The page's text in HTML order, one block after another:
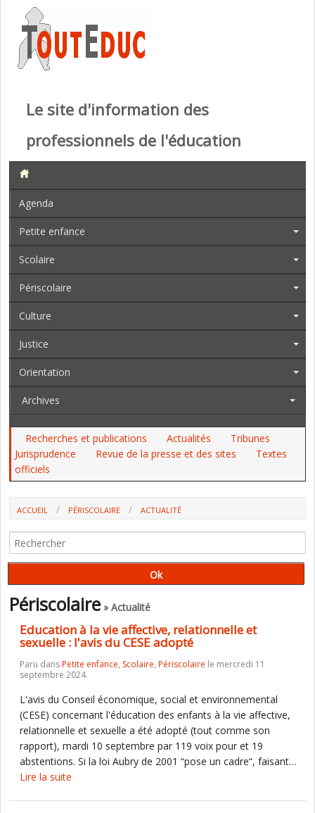
Le site d'information des
professionnels de l'éducation
Agenda
Petite enfance
Scolaire
Périscolaire
Culture
Justice
Orientation
Archives
Recherches et publications Actualités
Tribunes
Jurisprudence
Revue de la presse et des sites
Textes
officiels
ACCUEIL PÉRISCOLAIRE ACTUALITÉ
Périscolaire» Actualité
Education à la vie affective, relationnelle et
sexuelle : l'avis du CESE adopté
Paru dansPetite enfance, Scolaire, Périscolaire le mercredi 11
septembre 2024.
L'avis du Conseil économique, social et environnemental
(CESE) concernant l'éducation des enfants à la vie affective,
relationnelle et sexuelle a été adopté (tout comme son
rapport), mardi 10 septembre par 119 voix pour et 19
abstentions. Si la loi Aubry de 2001 “pose un cadre“, faisant…
Lire la suite